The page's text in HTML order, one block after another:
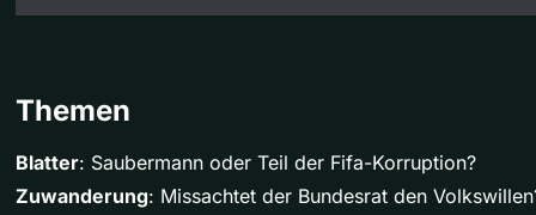
Themen
Blatter: Saubermann oder Teil der Fifa-Korruption?
Zuwanderung: Missachtet der Bundesrat den